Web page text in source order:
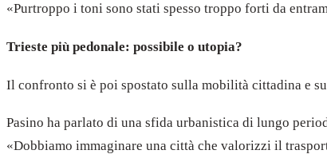
«Purtroppo i toni sono stati spesso troppo forti da
Trieste più pedonale: possibile o utopia?
Il confronto si è poi spostato sulla mobilità cittadina e
Pasino ha parlato di una sfida urbanistica di lungo
«Dobbiamo immaginare una città che valorizzi il